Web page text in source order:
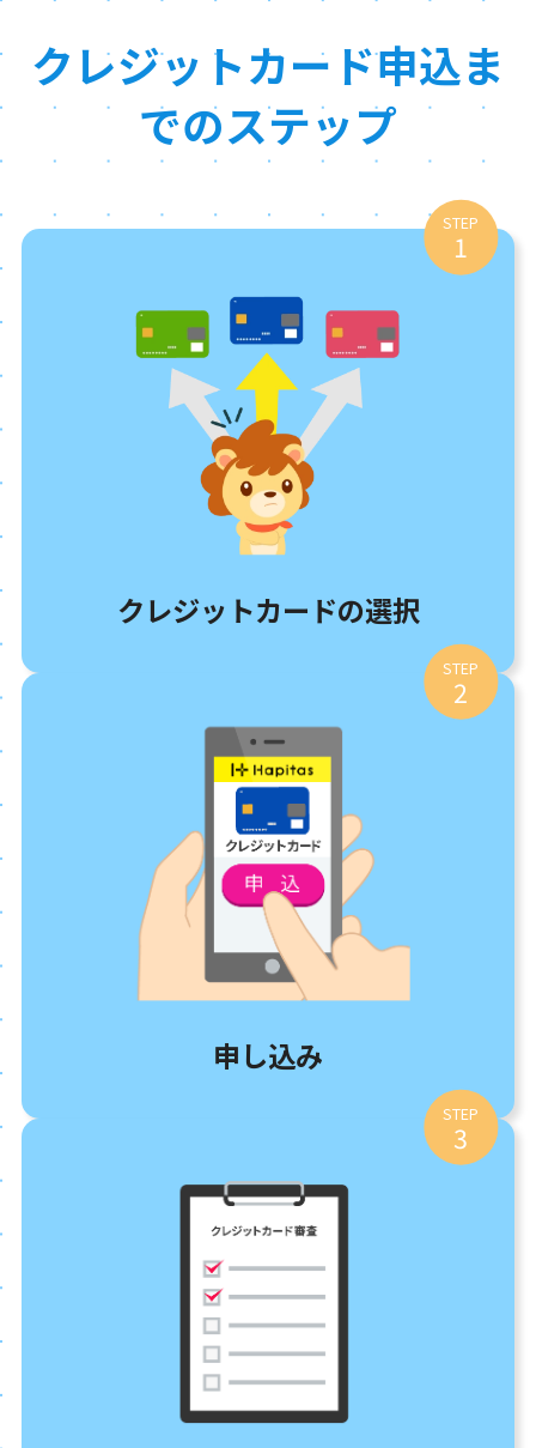
クレジットカード申込ま
でのステップ
STEP
1
クレジットカードの選択
STEP
2
申し込み
STEP
3